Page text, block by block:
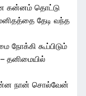
கன்னம் தொட்டு
தேடி வந்த
நோக்கி கூப்பிடும்
தனிமையில்
என்ன நான் சொல்வேன்